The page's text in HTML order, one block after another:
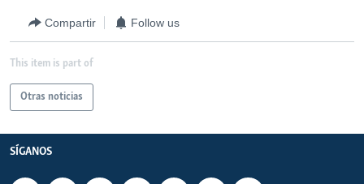
Compartir Follow us
This item is part of
Otras noticias
SÍGANOS